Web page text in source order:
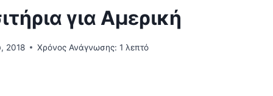
για Αμερική
2018 Χρόνος Ανάγνωσης: 1 λεπτό